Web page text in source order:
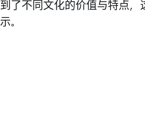
了不同文化的价值与特点，
。